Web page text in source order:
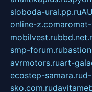
sloboda-ural.pp.ru
online-z.com
mobilvest.ru
smp-forum.ru
avrmotors.ruart-
ecostep-samara.ru
sko.com.ru